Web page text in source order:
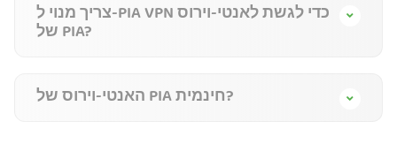
צריך מנוי ל-PIA VPN כדי לגשת לאנטי-וירוס
של PIA?
האנטי-וירוס של PIA חינמית?